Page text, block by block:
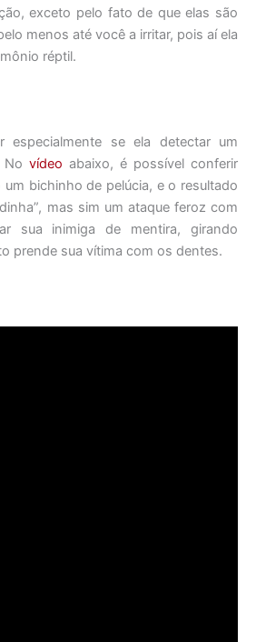
exceto pelo fato de que elas são
menos até você a irritar, pois aí ela
réptil.
especialmente se ela detectar um
vídeo abaixo, é possível conferir
um bichinho de pelúcia, e o resultado
mas sim um ataque feroz com
sua inimiga de mentira, girando
prende sua vítima com os dentes.